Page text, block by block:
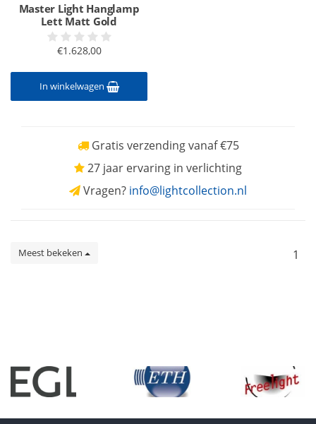
Master Light Hanglamp
Lett Matt Gold
€1.628,00
In winkelwagen
Gratis verzending vanaf €75
27 jaar ervaring in verlichting
Vragen? info@lightcollection.nl
Meest bekeken 1